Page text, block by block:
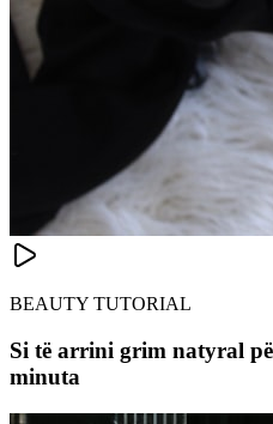
BEAUTY TUTORIAL
Si të arrini grim natyral
minuta